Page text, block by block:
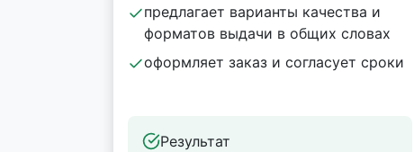
предлагает варианты качества и
форматов выдачи в общих словах
оформляет заказ и согласует сроки
Результат